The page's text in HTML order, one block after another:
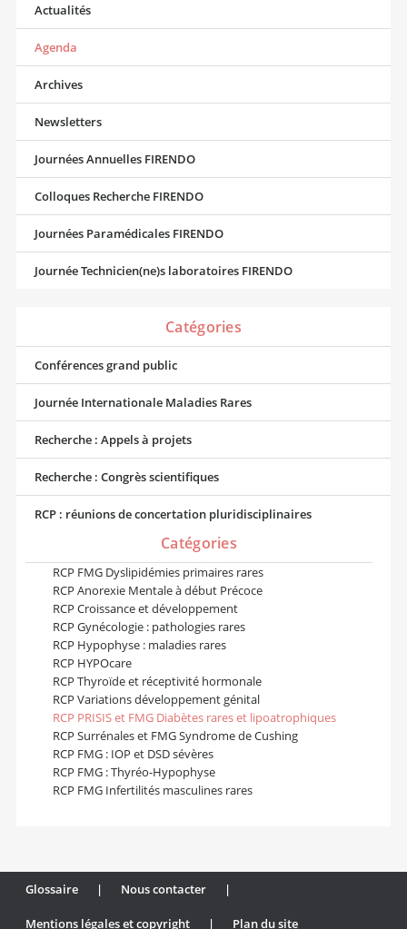
Actualités
Agenda
Archives
Newsletters
Journées Annuelles FIRENDO
Colloques Recherche FIRENDO
Journées Paramédicales FIRENDO
Journée Technicien(ne)s laboratoires FIRENDO
Catégories
Conférences grand public
Journée Internationale Maladies Rares
Recherche : Appels à projets
Recherche : Congrès scientifiques
RCP : réunions de concertation pluridisciplinaires
Catégories
RCP FMG Dyslipidémies primaires rares
RCP Anorexie Mentale à début Précoce
RCP Croissance et développement
RCP Gynécologie : pathologies rares
RCP Hypophyse : maladies rares
RCP HYPOcare
RCP Thyroïde et réceptivité hormonale
RCP Variations développement génital
RCP PRISIS et FMG Diabètes rares et lipoatrophiques
RCP Surrénales et FMG Syndrome de Cushing
RCP FMG : IOP et DSD sévères
RCP FMG : Thyréo-Hypophyse
RCP FMG Infertilités masculines rares
Glossaire | Nous contacter |
Mentions légales et copyright | Plan du site